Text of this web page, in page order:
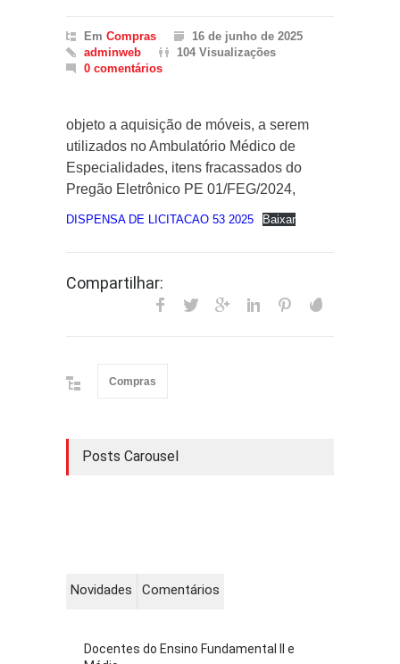
Em Compras
16 de junho de 2025
adminweb
104 Visualizações
0 comentários
objeto a aquisição de móveis, a serem
utilizados no Ambulatório Médico de
Especialidades, itens fracassados do
Pregão Eletrônico PE 01/FEG/2024,
DISPENSA DE LICITACAO 53 2025 Baixar
Compartilhar:
Compras
Posts Carousel
Novidades Comentários
Docentes do Ensino Fundamental II e